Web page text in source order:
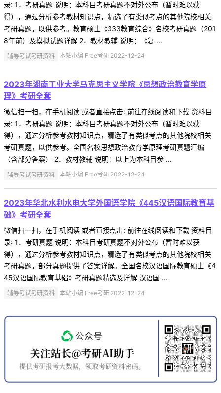
录: 1．考研真题 说明：本科目考研真题不对外公布（暂时难以获
得），通过分析参考教材知识点，精选了有类似考点的其他院校相关
考研真题，以供参考。教育硕士《333教育综合》名校考研真题（201
8年前）及模拟试题详解 2．教材教辅 说明：《复 ...
辅导考试考研资料 本站小编 Free考研 2022-12-24
2023年湖南工业大学马克思主义学院《思想政治教育学原
理》考研全套
微信扫一扫，在手机阅读 或者直接点击: 前往在线阅读和下载 资料目
录: 1．考研真题 说明：本科目考研真题不对外公布（暂时难以获
得），通过分析参考教材知识点，精选了有类似考点的其他院校相关
考研真题，以供参考。全国名校思想政治教育学原理考研真题汇编
（含部分答案） 2．教材教辅 说明：以上为本科目参 ...
辅导考试考研资料 本站小编 Free考研 2022-12-24
2023年华北水利水电大学外国语学院《445汉语国际教育基
础》考研全套
微信扫一扫，在手机阅读 或者直接点击: 前往在线阅读和下载 资料目
录: 1．考研真题 说明：本科目考研真题不对外公布（暂时难以获
得），通过分析参考教材知识点，精选了有类似考点的其他院校相关
考研真题，部分真题提供了答案详解。全国名校汉语国际教育硕士《4
45汉语国际教育基础》考研真题精选及详解 汉语国 ...
辅导考试考研资料 本站小编 Free考研 2022-12-24